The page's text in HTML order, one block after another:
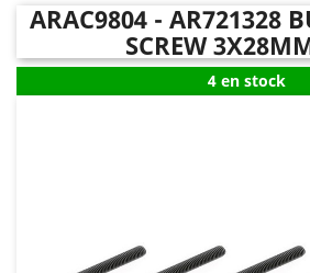
ARAC9804 - AR721328
SCREW
4 en stock